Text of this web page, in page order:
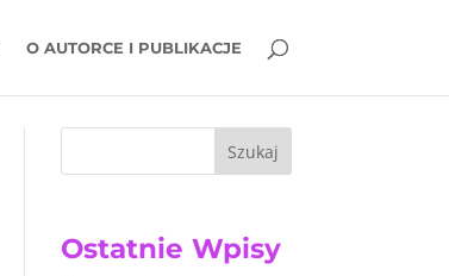
O AUTORCE I PUBLIKACJE
Szukaj
Ostatnie Wpisy